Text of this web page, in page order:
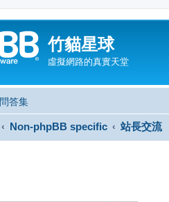
竹貓星球
虛擬網路的真實天堂
問答集
Non-phpBB specific 站長交流